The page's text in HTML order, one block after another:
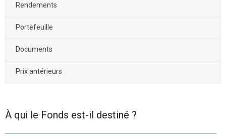
Rendements
Portefeuille
Documents
Prix antérieurs
À qui le Fonds est-il destiné ?